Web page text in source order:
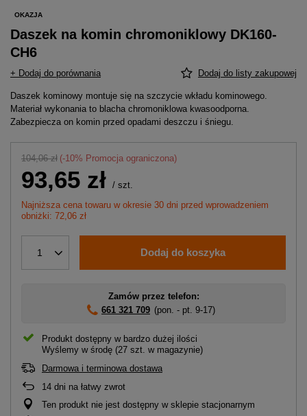
OKAZJA
Daszek na komin chromoniklowy DK160-
CH6
+ Dodaj do porównania Dodaj do listy zakupowej
Daszek kominowy montuje się na szczycie wkładu kominowego.
Materiał wykonania to blacha chromoniklowa kwasoodporna.
Zabezpiecza on komin przed opadami deszczu i śniegu.
104,06 zł (-10% Promocja ograniczona)
93,65 zł / szt.
Najniższa cena towaru w okresie 30 dni przed wprowadzeniem
obniżki: 72,06 zł
1 Dodaj do koszyka
Zamów przez telefon:
661 321 709 (pon. - pt. 9-17)
Produkt dostępny w bardzo dużej ilości
Wyślemy w środę (27 szt. w magazynie)
Darmowa i terminowa dostawa
14 dni na łatwy zwrot
Ten produkt nie jest dostępny w sklepie stacjonarnym